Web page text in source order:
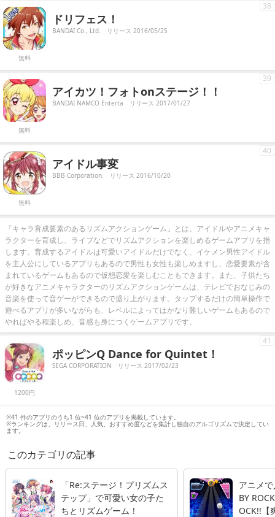
無料
ドリフェス！
BANDAI Co., Ltd. リリース 2016/05/25
38
無料
アイカツ！フォトonステージ！！
BANDAI NAMCO Enterta リリース 2017/01/27
39
無料
アイドル事変
BBB Corporation. リリース 2016/10/20
40
「キャラ育成要素のあるリズムアクションゲーム」とは、アイドルやアニメキャ
ラクターを育成し、ライブなどでリズムアクションを楽しめるゲームアプリを指
します。育成するアイドルは可愛いアイドルだけでなく、イケメン男性アイドル
を主人公にしているアプリもあるので男性も女性も楽しめますし、恋愛要素が含
まれているゲームもあるので仮想恋愛を楽しむこともできます。また、子供たち
が好きなアニメキャラクターのリズムアクションゲームは、テレビでおなじみの
音楽を使って音ゲーができるので盛り上がります。タップするだけの簡単操作で
遊べるアプリが多いながらも、レベルによってはかなり難しいゲームもあるので
やればやる程楽しめ、音感も身につくゲームアプリです。
1200円
ポッピンQ Dance for Quintet！
SEGA CORPORATION リリース 2017/02/23
41
※41 件のアプリのうち1 位~41 位のアプリを掲載しています。
※ランキングは、リリース日、人気、おすすめ度などを集計し独自のアルゴリズムで決定してい
ます。
このカテゴリの記事
「Re:ステージ！プリズムス
テップ」で可愛い女の子た
ちとリズムゲーム！
アニメ
BY
OCK!!【